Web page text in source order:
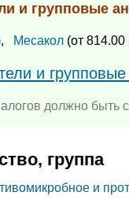
и групповые
Месакол(от 814.00
и
должно быть
группа
и